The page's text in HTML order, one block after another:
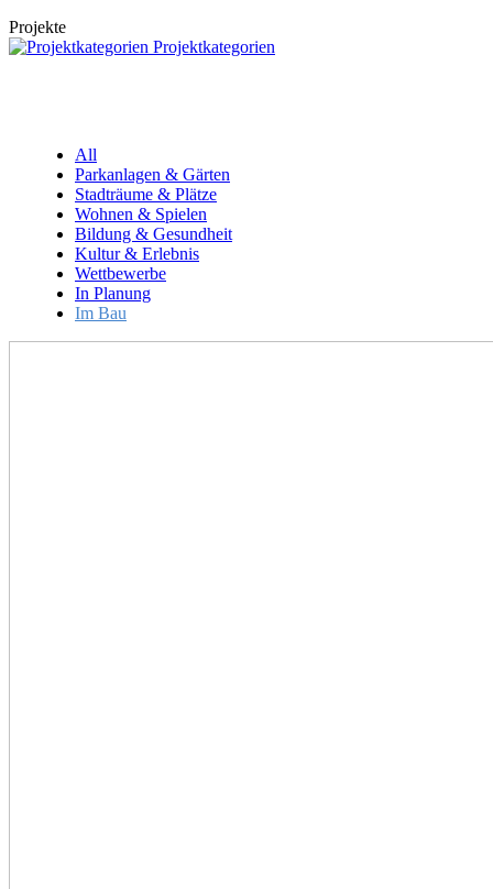
Projekte
Projektkategorien
All
Parkanlagen & Gärten
Stadträume & Plätze
Wohnen & Spielen
Bildung & Gesundheit
Kultur & Erlebnis
Wettbewerbe
In Planung
Im Bau